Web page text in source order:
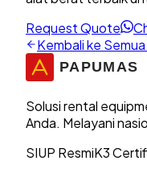
Request Quote
Kembali ke
Solusi rental
Anda. Melayani
SIUP ResmiK3